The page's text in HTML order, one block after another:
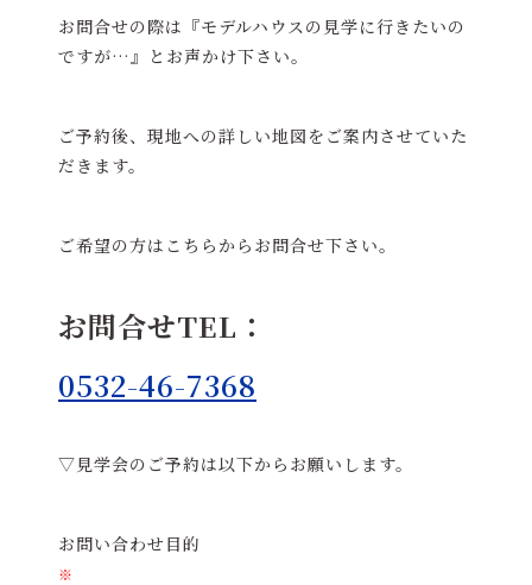
お問合せの際は『モデルハウスの見学に行きたいの
ですが…』とお声かけ下さい。
ご予約後、現地への詳しい地図をご案内させていた
だきます。
ご希望の方はこちらからお問合せ下さい。
お問合せTEL：
0532-46-7368
▽見学会のご予約は以下からお願いします。
お問い合わせ目的
※